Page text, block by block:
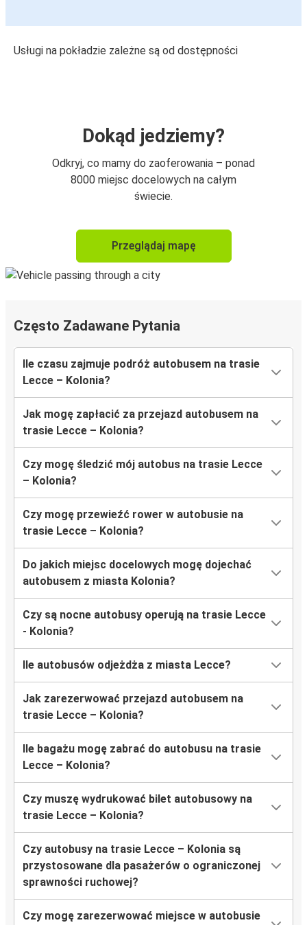
Usługi na pokładzie zależne są od dostępności
Dokąd jedziemy?
Odkryj, co mamy do zaoferowania – ponad
8000 miejsc docelowych na całym
świecie.
Przeglądaj mapę
Często Zadawane Pytania
Ile czasu zajmuje podróż autobusem na trasie
Lecce – Kolonia?
Jak mogę zapłacić za przejazd autobusem na
trasie Lecce – Kolonia?
Czy mogę śledzić mój autobus na trasie Lecce
– Kolonia?
Czy mogę przewieźć rower w autobusie na
trasie Lecce – Kolonia?
Do jakich miejsc docelowych mogę dojechać
autobusem z miasta Kolonia?
Czy są nocne autobusy operują na trasie Lecce
- Kolonia?
Ile autobusów odjeżdża z miasta Lecce?
Jak zarezerwować przejazd autobusem na
trasie Lecce – Kolonia?
Ile bagażu mogę zabrać do autobusu na trasie
Lecce – Kolonia?
Czy muszę wydrukować bilet autobusowy na
trasie Lecce – Kolonia?
Czy autobusy na trasie Lecce – Kolonia są
przystosowane dla pasażerów o ograniczonej
sprawności ruchowej?
Czy mogę zarezerwować miejsce w autobusie